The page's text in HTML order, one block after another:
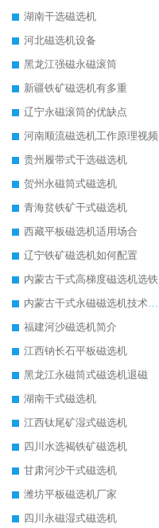
湖南干选磁选机
河北磁选机设备
黑龙江强磁永磁滚筒
新疆铁矿磁选机有多重
辽宁永磁滚筒的优缺点
河南顺流磁选机工作原理视频
贵州履带式干选磁选机
贺州永磁筒式磁选机
青海贫铁矿干式磁选机
西藏平板磁选机适用场合
辽宁铁矿磁选机如何配置
内蒙古干式高梯度磁选机选铁
内蒙古干式永磁磁选机技术要求
福建河沙磁选机简介
江西钠长石平板磁选机
黑龙江永磁筒式磁选机退磁
湖南干式磁选机
江西钛尾矿湿式磁选机
四川水选褐铁矿磁选机
甘肃河沙干式磁选机
潍坊平板磁选机厂家
四川永磁湿式磁选机